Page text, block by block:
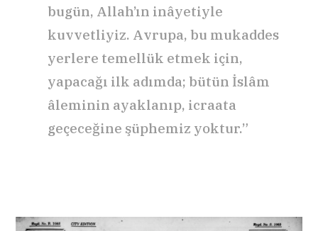
bugün, Allah’ın inâyetiyle
kuvvetliyiz. Avrupa, bu mukaddes
yerlere temellük etmek için,
yapacağı ilk adımda; bütün İslâm
âleminin ayaklanıp, icraata
geçeceğine şüphemiz yoktur.”